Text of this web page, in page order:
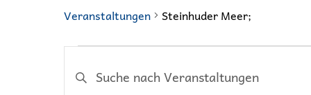
Veranstaltungen Steinhuder Meer;
Veranstaltungen
Veranstaltungen
Suche
Schlüsselwort